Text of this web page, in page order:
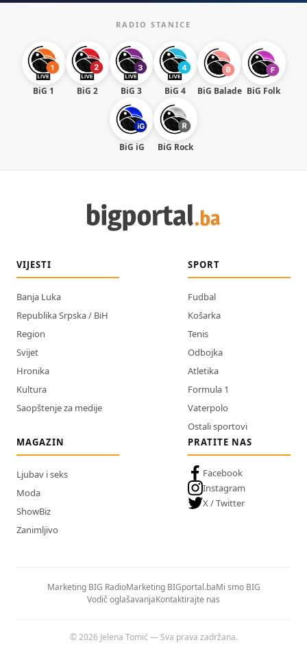
RADIO STANICE
BiG 1 BiG 2 BiG 3 BiG 4 BiG Balade BiG Folk
BiG iG BiG Rock
VIJESTI
Banja Luka
Republika Srpska / BiH
Region
Svijet
Hronika
Kultura
Saopštenje za medije
SPORT
Fudbal
Košarka
Tenis
Odbojka
Atletika
Formula 1
Vaterpolo
Ostali sportovi
MAGAZIN
Ljubav i seks
Moda
ShowBiz
Zanimljivo
PRATITE NAS
Facebook
Instagram
X / Twitter
Marketing BIG RadioMarketing BIGportal.baMi smo BIG
Vodič oglašavanjaKontaktirajte nas
© 2026 Jelena Tomić — Sva prava zadržana.